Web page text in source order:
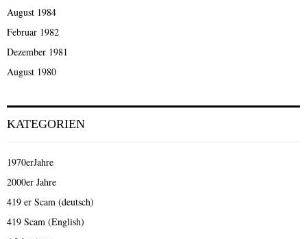
August 1984
Februar 1982
Dezember 1981
August 1980
KATEGORIEN
1970erJahre
2000er Jahre
419 er Scam (deutsch)
419 Scam (English)